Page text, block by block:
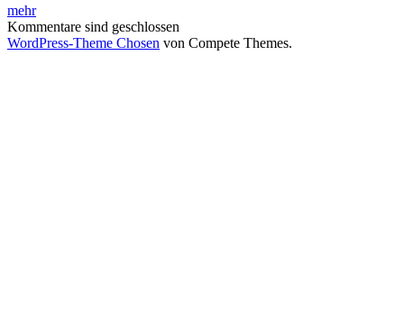
mehrLuftbrückendenkmal
am
Flughafen
Kommentare sind geschlossen
WordPress-Theme Chosen von Compete Themes.